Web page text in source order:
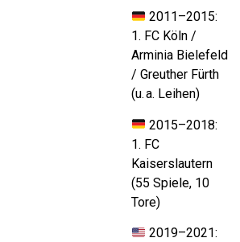
2011–2015:
1. FC Köln /
Arminia Bielefeld
/ Greuther Fürth
(u. a. Leihen)
2015–2018:
1. FC
Kaiserslautern
(55 Spiele, 10
Tore)
2019–2021: